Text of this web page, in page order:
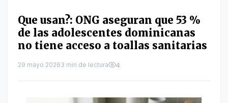
Que usan?: ONG aseguran que 53 %
de las adolescentes dominicanas
no tiene acceso a toallas sanitarias
29 mayo 20263 min de lectura 4